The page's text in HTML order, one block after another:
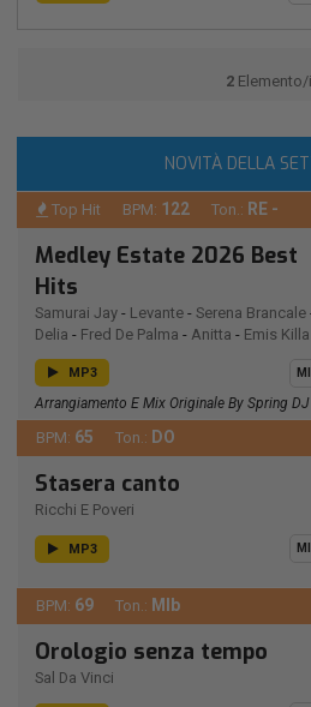
2 Elemento/i
NOVITÀ DELLA
Top Hit BPM: 122 Ton.: RE -
Medley Estate 2026 Best
Hits
Samurai Jay - Levante - Serena Brancale
Delia - Fred De Palma - Anitta - Emis Killa
MP3
Arrangiamento E Mix Originale By Spring DJ
BPM: 65 Ton.: DO
Stasera canto
Ricchi E Poveri
MP3
BPM: 69 Ton.: MIb
Orologio senza tempo
Sal Da Vinci